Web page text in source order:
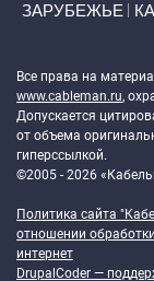
ЗАРУБЕЖЬЕ
Все права на
www.cableman.ru,
Допускается
от объема
гиперссылкой.
©2005 - 2026
Политика сайта
отношении
интернет
DrupalCoder —